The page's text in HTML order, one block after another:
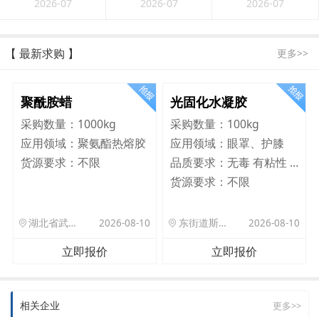
2026-07 2026-07 2026-07
【 最新求购 】 更多>>
聚酰胺蜡
采购数量： 1000kg
应用领域： 聚氨酯热熔胶
货源要求： 不限
湖北省武汉市洪山区珞狮路122号武汉理工大孵化楼B座1701室 2026-08-10
立即报价
光固化水凝胶
采购数量： 100kg
应用领域： 眼罩、护膝
品质要求：
无毒 有粘性 Q弹 韧性好
货源要求：不限
东街道斯村众杰路二号 2026-08-10
立即报价
相关企业 更多>>